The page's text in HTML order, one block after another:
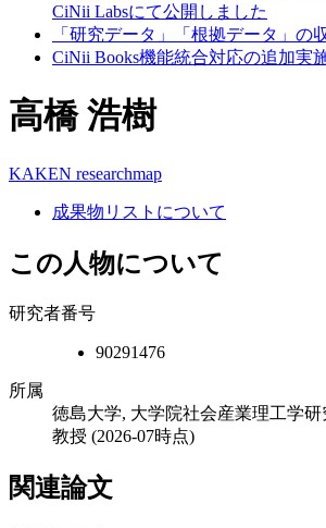
CiNii Labsにて公開しました
「研究データ」「根拠データ」の
CiNii Books機能統合対応の追加実
高橋 浩樹
KAKEN researchmap
成果物リストについて
この人物について
研究者番号
90291476
所属
徳島大学, 大学院社会産業理工学
教授 (2026-07時点)
関連論文